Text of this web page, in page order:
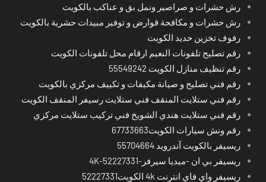
رش حشرات و صراصير ونمل بق و عناكب بالكويت
رش حشرات و مكافحة قوارض و توفير مبيدات حشرية بالكويت
رفوف تخزين حديد الكويت
رقم تصليح تلفونات النعيم ارقام محل تلفونات الكويت
رقم تنظيف منازل الكويت 55549242
رقم فني تصليح و صيانة مكيفات و تكييف مركزي بالكويت
رقم فني ستلايت المنقف فني ستلايت رسيفر المنقف الكويت
رقم فني ستلايت هندي الشويخ فني تركيب ستلايت مركزي
رقم ونش سيارات الكويت67733663
ريسيفر بالكويت آندرويد 55704664
ريسيفر بي ان -ميديا سيرفر-4K-52227331
ريسيفر واي فاي انترنت 4k الكويت52227331